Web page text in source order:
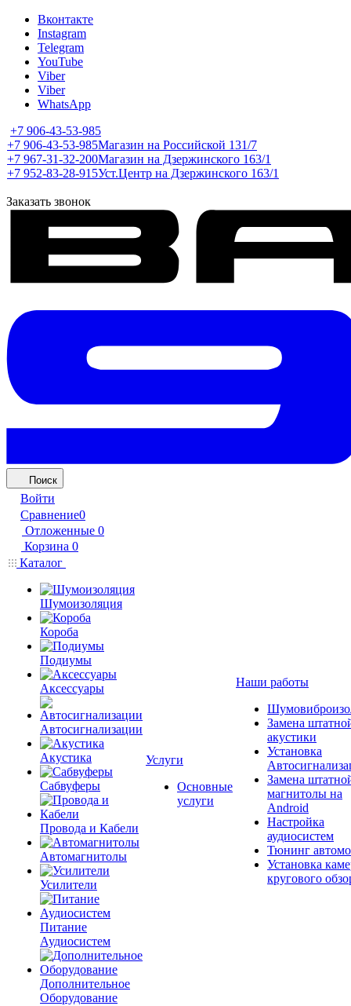
Вконтакте
Instagram
Telegram
YouTube
Viber
Viber
WhatsApp
+7 906-43-53-985
+7 906-43-53-985Магазин на Российской 131/7
+7 967-31-32-200Магазин на Дзержинского 163/1
+7 952-83-28-915Уст.Центр на Дзержинского 163/1
Заказать звонок
Поиск
Войти
Сравнение0
Отложенные 0
Корзина 0
Каталог
Шумоизоляция
Короба
Подиумы
Аксессуары
Автосигнализации
Акустика
Сабвуферы
Провода и Кабели
Автомагнитолы
Усилители
Питание
Аудиосистем
Дополнительное
Оборудование
Услуги
Основные
услуги
Наши работы
Замена
акустики
Установка
Замена
магнитолы на
Android
Настройка
аудиосистем
Тюнинг
Установка
кругового